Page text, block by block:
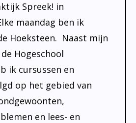
Spreek! in
maandag ben ik
Hoeksteen. Naast mijn
Hogeschool
ik cursussen en
op het gebied van
en lees- en